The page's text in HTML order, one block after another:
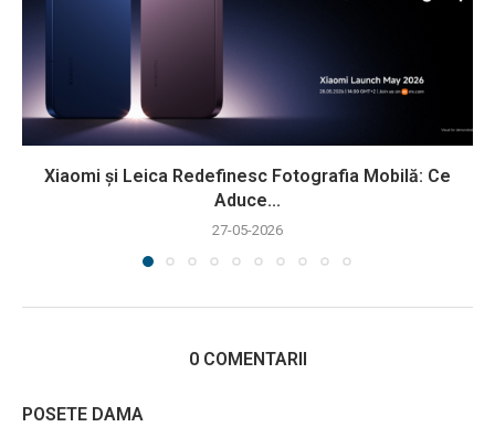
Xiaomi și Leica Redefinesc Fotografia Mobilă: Ce
Aduce...
27-05-2026
0 COMENTARII
POSETE DAMA